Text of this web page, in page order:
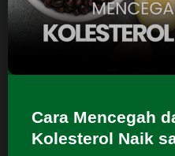
Cara Mencegah
Kolesterol Naik